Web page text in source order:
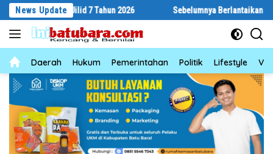
Langsung
konten
News Update
7 Tahun 2026 Sebelumnya Berlantaikan Tanah Beralaskan
NewsDaerah Hukum Pemerintahan Politik Lifestyle